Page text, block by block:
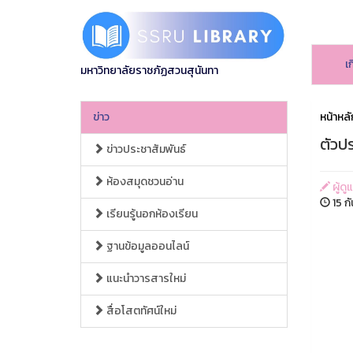
มหาวิทยาลัยราชภัฏสวนสุนันทา
ข่าว
ข่าวประชาสัมพันธ์
ห้องสมุดชวนอ่าน
เรียนรู้นอกห้องเรียน
ฐานข้อมูลออนไลน์
แนะนำวารสารใหม่
สื่อโสตทัศน์ใหม่
หน้าห
ตัวป
ผู้ดูแ
15